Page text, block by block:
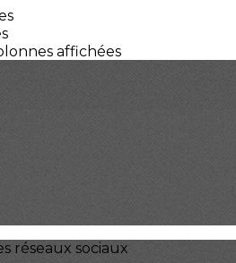
affichées
réseaux sociaux